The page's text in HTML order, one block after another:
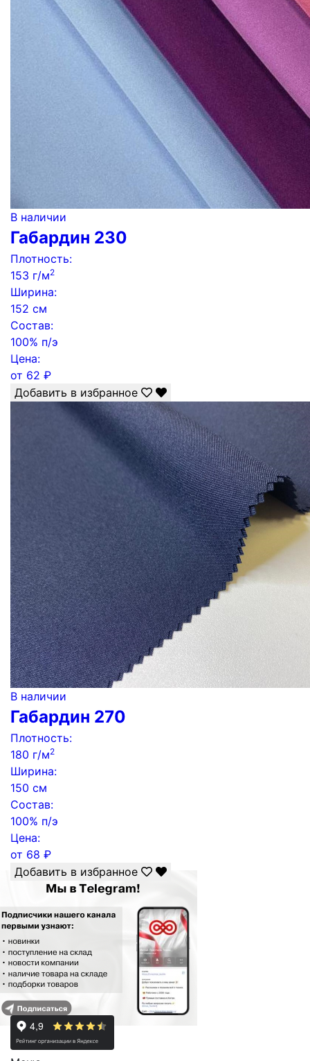
В наличии
Габардин 230
Плотность:
153 г/м2
Ширина:
152 см
Состав:
100% п/э
Цена:
от 62 ₽
Добавить в избранное
В наличии
Габардин 270
Плотность:
180 г/м2
Ширина:
150 см
Состав:
100% п/э
Цена:
от 68 ₽
Добавить в избранное